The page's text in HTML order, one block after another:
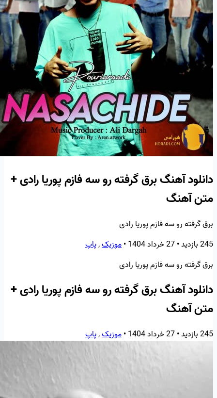
دانلود آهنگ برق گرفته رو سه فازم پوریا رادی +
متن آهنگ
برق گرفته رو سه فازم پوریا رادی
245 بازدید
•27 خرداد 1404 •موزیک,پاپ
برق گرفته رو سه فازم پوریا رادی
دانلود آهنگ برق گرفته رو سه فازم پوریا رادی +
متن آهنگ
245 بازدید •27 خرداد 1404 •موزیک,پاپ